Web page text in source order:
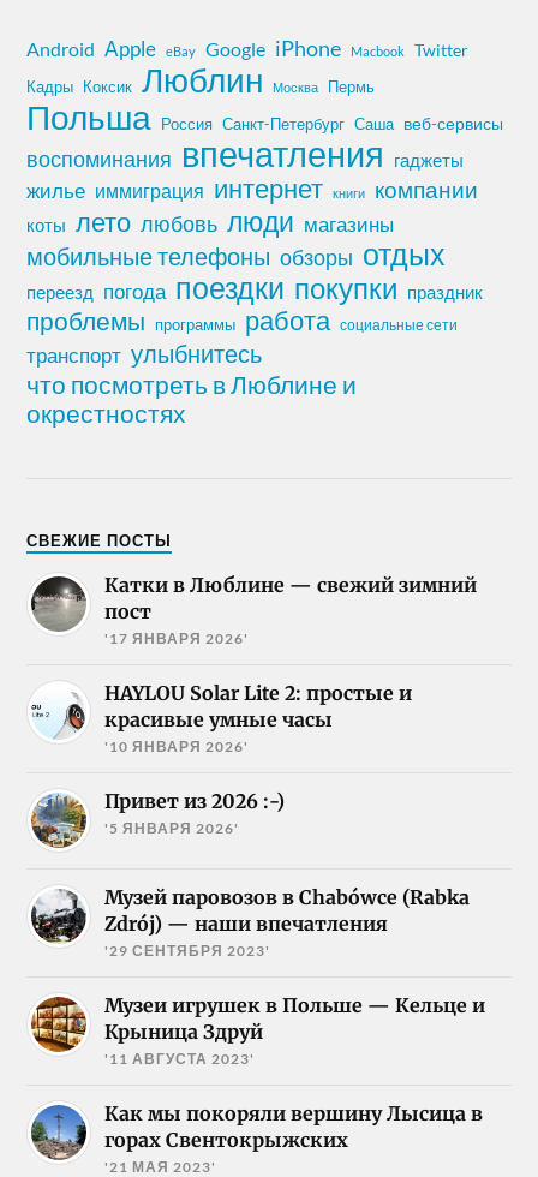
Android Apple eBay Google iPhone Macbook Twitter
Кадры Коксик Люблин Москва Пермь
Польша Россия Санкт-Петербург Саша веб-сервисы
воспоминания впечатления гаджеты
жилье иммиграция интернет книги компании
коты лето любовь люди магазины
мобильные телефоны обзоры отдых
переезд погода поездки покупки праздник
проблемы программы работа социальные сети
транспорт улыбнитесь
что посмотреть в Люблине и
окрестностях
СВЕЖИЕ ПОСТЫ
Катки в Люблине — свежий зимний
пост
'17 ЯНВАРЯ 2026'
HAYLOU Solar Lite 2: простые и
красивые умные часы
'10 ЯНВАРЯ 2026'
Привет из 2026 :-)
'5 ЯНВАРЯ 2026'
Музей паровозов в Chabówce (Rabka
Zdrój) — наши впечатления
'29 СЕНТЯБРЯ 2023'
Музеи игрушек в Польше — Кельце и
Крыница Здруй
'11 АВГУСТА 2023'
Как мы покоряли вершину Лысица в
горах Свентокрыжских
'21 МАЯ 2023'